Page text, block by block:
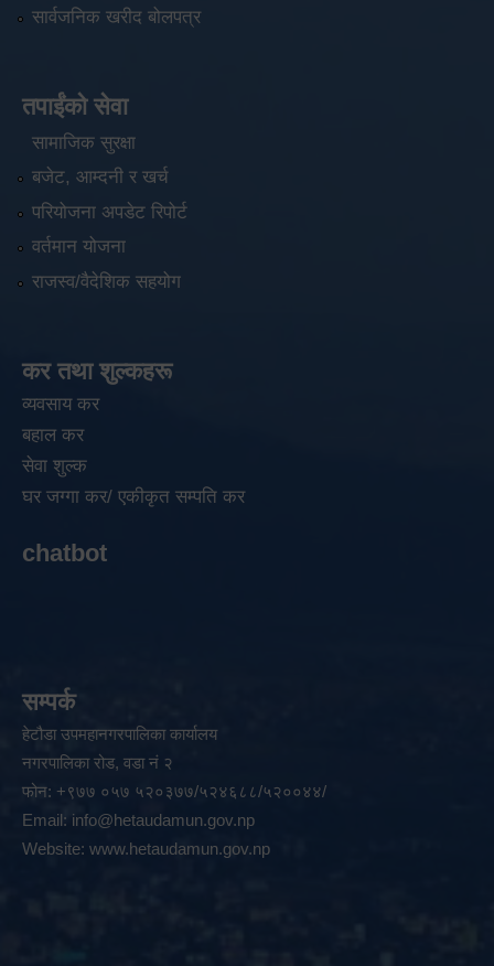
सार्वजनिक खरीद बोलपत्र
तपाईंको सेवा
सामाजिक सुरक्षा
बजेट, आम्दनी र खर्च
परियोजना अपडेट रिपोर्ट
वर्तमान योजना
राजस्व/वैदेशिक सहयोग
कर तथा शुल्कहरू
व्यवसाय कर
बहाल कर
सेवा शुल्क
घर जग्गा कर/ एकीकृत सम्पति कर
chatbot
सम्पर्क
हेटौडा उपमहानगरपालिका कार्यालय
नगरपालिका रोड, वडा नं २
फोन: +९७७ ०५७ ५२०३७७/५२४६८८/५२००४४/
Email: info@hetaudamun.gov.np
Website: www.hetaudamun.gov.np